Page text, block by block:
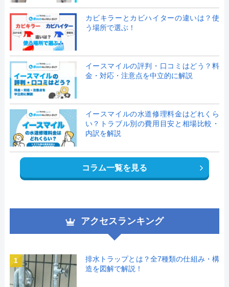
カビキラーとカビハイターの違いは？使
う場所で選ぶ！
イースマイルの評判・口コミはどう？料
金・対応・注意点を中立的に解説
イースマイルの水道修理料金はどれくら
い？トラブル別の費用目安と相場比較・
内訳を解説
コラム一覧を見る
アクセスランキング
1
排水トラップとは？全7種類の仕組み・構
造を図解で解説！